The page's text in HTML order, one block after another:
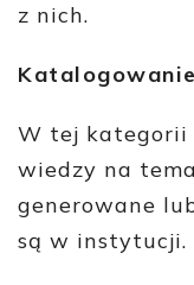
z nich.
W tej kategorii
wiedzy na
generowane
są w instytucji.